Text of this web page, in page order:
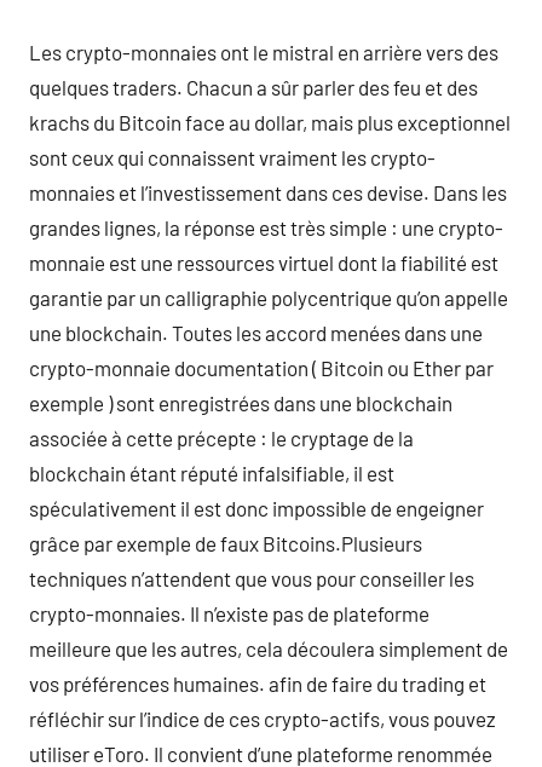
Les crypto-monnaies ont le mistral en arrière vers des
quelques traders. Chacun a sûr parler des feu et des
krachs du Bitcoin face au dollar, mais plus exceptionnel
sont ceux qui connaissent vraiment les crypto-
monnaies et l’investissement dans ces devise. Dans les
grandes lignes, la réponse est très simple : une crypto-
monnaie est une ressources virtuel dont la fiabilité est
garantie par un calligraphie polycentrique qu’on appelle
une blockchain. Toutes les accord menées dans une
crypto-monnaie documentation ( Bitcoin ou Ether par
exemple ) sont enregistrées dans une blockchain
associée à cette précepte : le cryptage de la
blockchain étant réputé infalsifiable, il est
spéculativement il est donc impossible de engeigner
grâce par exemple de faux Bitcoins.Plusieurs
techniques n’attendent que vous pour conseiller les
crypto-monnaies. Il n’existe pas de plateforme
meilleure que les autres, cela découlera simplement de
vos préférences humaines. afin de faire du trading et
réfléchir sur l’indice de ces crypto-actifs, vous pouvez
utiliser eToro. Il convient d’une plateforme renommée